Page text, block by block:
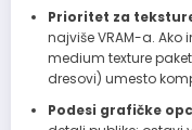
Prioritet za
najviše VRAM-a. Ako
medium texture
dresovi) umesto
Podesi grafičke